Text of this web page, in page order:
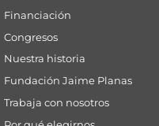
Financiación
Congresos
Nuestra historia
Fundación Jaime Planas
Trabaja con nosotros